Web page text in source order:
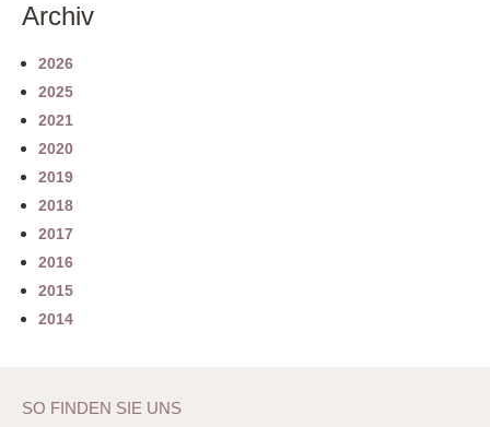
Archiv
2026
2025
2021
2020
2019
2018
2017
2016
2015
2014
SO FINDEN SIE UNS